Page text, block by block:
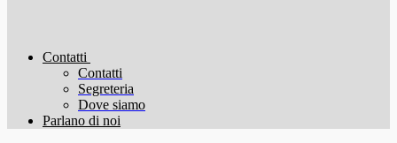
Contatti
Contatti
Segreteria
Dove siamo
Parlano di noi